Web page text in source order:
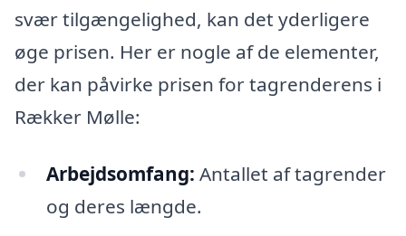
svær tilgængelighed, kan det yderligere
øge prisen. Her er nogle af de elementer,
der kan påvirke prisen for tagrenderens i
Rækker Mølle:
Arbejdsomfang: Antallet af tagrender
og deres længde.